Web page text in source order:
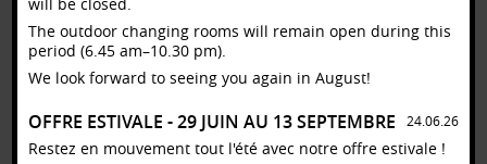
Contact – Mentions légales [
The outdoor changing rooms will remain open during this
period (6.45 am–10.30 pm).
We look forward to seeing you again in August!
24.06.26
OFFRE ESTIVALE - 29 JUIN AU 13 SEPTEMBRE
Restez en mouvement tout l'été avec notre offre estivale !